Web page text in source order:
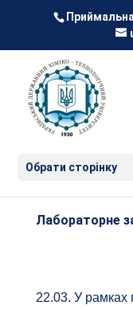
Обрати сторінку
Лабораторне
22.03. У рамках